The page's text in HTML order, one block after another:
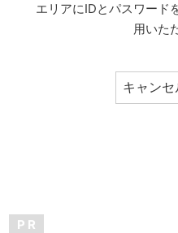
エリアにIDとパスワード
用いた
P R